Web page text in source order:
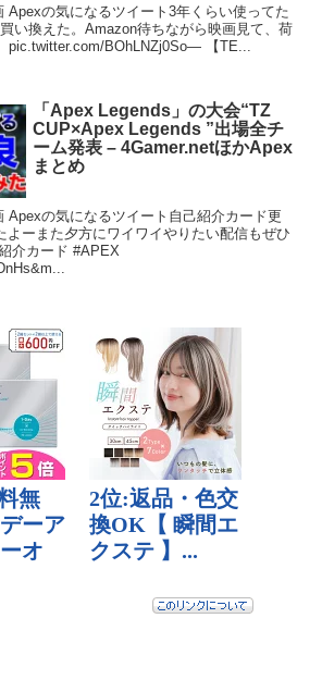
Apexの気になるツイート3年くらい使ってた
い換えた。Amazon待ちながら映画見て、荷
pic.twitter.com/BOhLNZj0So— 【TE...
「Apex Legends」の大会“TZ
CUP×Apex Legends ”出場全チ
ーム発表 – 4Gamer.netほかApex
まとめ
Apexの気になるツイート自己紹介カード更
よーまた夕方にワイワイやりたい配信もぜひ
介カード #APEX